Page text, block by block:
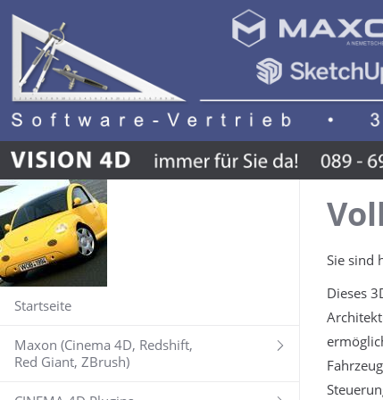
Startseite
Maxon (Cinema 4D, Redshift,
Red Giant, ZBrush)
Sie sind
Dieses